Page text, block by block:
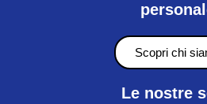
Scopri chi
Le nostre